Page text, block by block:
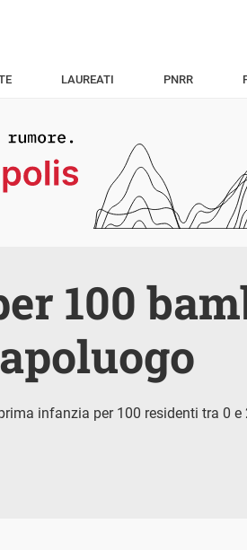
LAUREATI PNRR
100
infanzia per 100 residenti tra 0 e